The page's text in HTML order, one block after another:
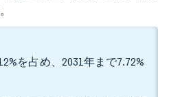
を占め、2031年まで7.72%